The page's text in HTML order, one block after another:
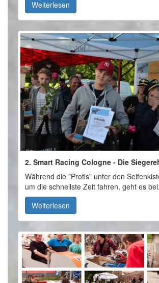
Weiterlesen
2. Smart Racing Cologne - Die
Während die "Profis" unter den
um die schnellste Zeit fahren, geht es
Weiterlesen